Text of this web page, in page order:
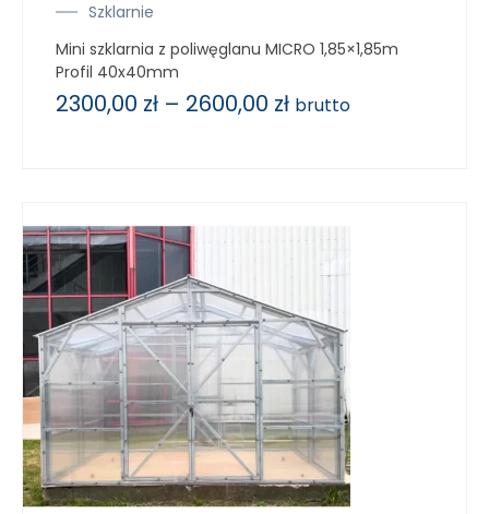
Szklarnie
Mini szklarnia z poliwęglanu MICRO 1,85×1,85m
Profil 40x40mm
2300,00 zł – 2600,00 zł brutto